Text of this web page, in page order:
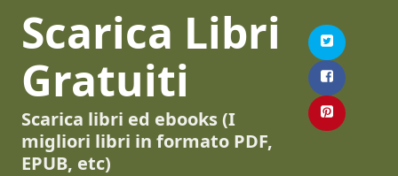
Scarica Libri
Gratuiti
Scarica libri ed ebooks (I
migliori libri in formato PDF,
EPUB, etc)